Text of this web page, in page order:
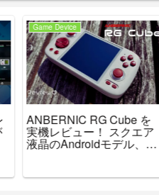
Game Device
ANBERNIC RG Cube を
実機レビュー！ スクエア
液晶のAndroidモデル、ニ